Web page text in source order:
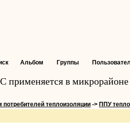
Альбом Группы
в
теплоизоляции -> ППУ